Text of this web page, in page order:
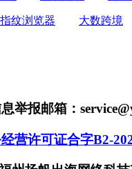
纹浏览器 大数跨境
举报邮箱：
营许可证合字B2-